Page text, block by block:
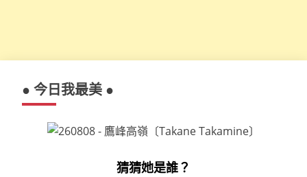
● 今日我最美 ●
猜猜她是誰？